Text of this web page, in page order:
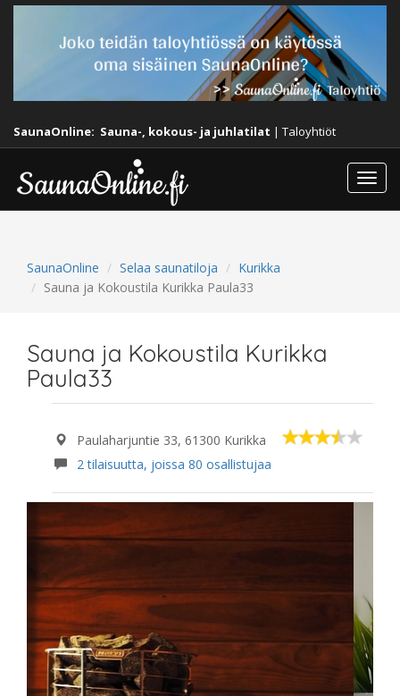
SaunaOnline: Sauna-, kokous- ja juhlatilat | Taloyhtiöt
SaunaOnline Selaa saunatiloja
Kurikka
Sauna ja Kokoustila Kurikka Paula33
Sauna ja Kokoustila Kurikka
Paula33
Paulaharjuntie 33, 61300 Kurikka
2 tilaisuutta, joissa 80 osallistujaa
Previous